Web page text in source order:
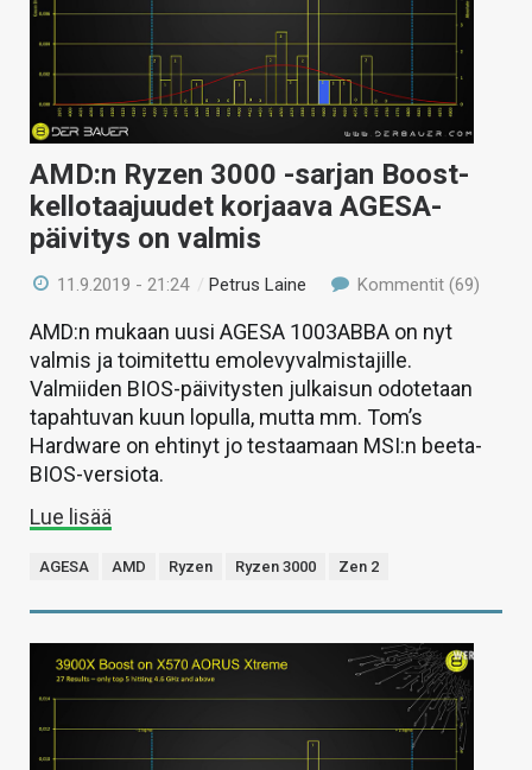
AMD:n Ryzen 3000 -sarjan Boost-
kellotaajuudet korjaava AGESA-
päivitys on valmis
11.9.2019 - 21:24 /Petrus Laine Kommentit (69)
AMD:n mukaan uusi AGESA 1003ABBA on nyt
valmis ja toimitettu emolevyvalmistajille.
Valmiiden BIOS-päivitysten julkaisun odotetaan
tapahtuvan kuun lopulla, mutta mm. Tom’s
Hardware on ehtinyt jo testaamaan MSI:n beeta-
BIOS-versiota.
Lue lisää
AGESA AMD Ryzen Ryzen 3000 Zen 2